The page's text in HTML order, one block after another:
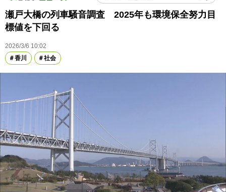
瀬戸大橋の列車騒音調査 2025年も環境保全努力目
標値を下回る
2026/3/6 10:02
香川
社会